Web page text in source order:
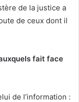
de la justice a
de ceux dont il
fait face
de l’information :